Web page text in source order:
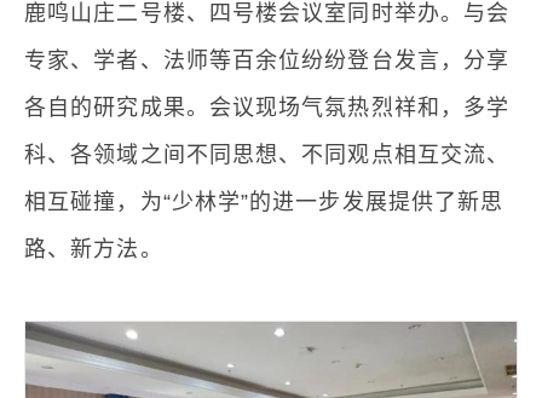
鹿鸣山庄二号楼、四号楼会议室同时举办。与会
专家、学者、法师等百余位纷纷登台发言，分享
各自的研究成果。会议现场气氛热烈祥和，多学
科、各领域之间不同思想、不同观点相互交流、
相互碰撞，为“少林学”的进一步发展提供了新思
路、新方法。